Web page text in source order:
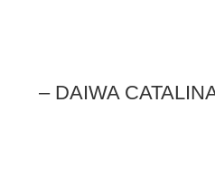
DAIWA CATALINA BJ 200SH-L 2015 –